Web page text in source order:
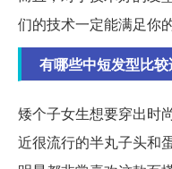
们的技术一定能满足你
有哪些中短发型比
矮个子女生想要穿出时
近很流行的半丸子头和